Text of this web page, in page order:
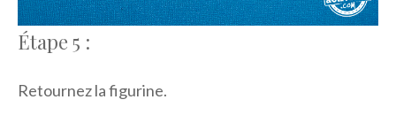
Étape 5 :
Retournez la figurine.